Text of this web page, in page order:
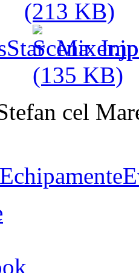
cel
Echipamente